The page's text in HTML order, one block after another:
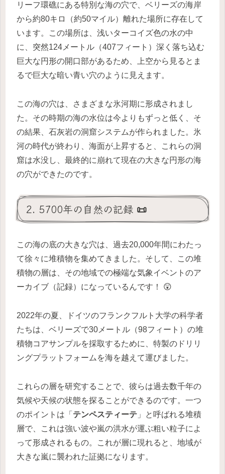
リーフ環礁にある特別な海の穴で、ベリーズの海岸
から約80キロ（約50マイル）離れた場所に存在して
います。この場所は、浅いターコイズ色の水の中
に、突然124メートル（407フィート）深く落ち込む
巨大な円形の開口部があるため、上空から見るとま
るで巨大な暗い青い穴のように見えます。
この海の穴は、さまざまな氷河期に形成されまし
た。その時期の海の水位は今よりもずっと低く、そ
の結果、石灰岩の洞窟システムが作られました。氷
河の時代が終わり、海面が上昇すると、これらの洞
窟は水没し、最終的に崩れて現在の大きな円形の海
の穴ができたのです。
2. 5700年の自然の記録 📜
この海の底の大きな穴は、過去20,000年間にわたっ
て徐々に堆積物を集めてきました。そして、この堆
積物の層は、その地域での極端な気象イベントのア
ーカイブ（記録）になっているんです！ 😲
2022年の夏、ドイツのフランクフルト大学の科学者
たちは、ベリーズで30メートル（98フィート）の堆
積物コアサンプルを採取するために、特製のドリリ
ングプラットフォームを海を越えて運びました。
これらの層を研究することで、彼らは過去数千年の
気候や天候の状態を探ることができるのです。一つ
のポイントは「 テンペスティーテ 」と呼ばれる堆積
層で、これは強い波や嵐の洪水が運ぶ粗い粒子によ
って形成されるもの。これが層に現れると、地域が
大きな嵐に襲われた証拠になります。